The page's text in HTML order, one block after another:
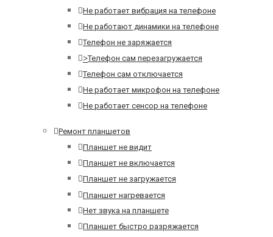
Не работает вибрация на телефоне
Не работают динамики на телефоне
Телефон не заряжается
>Телефон сам перезагружается
Телефон сам отключается
Не работает микрофон на телефоне
Не работает сенсор на телефоне
Ремонт планшетов
Планшет не видит
Планшет не включается
Планшет не загружается
Планшет нагревается
Нет звука на планшете
Планшет быстро разряжается